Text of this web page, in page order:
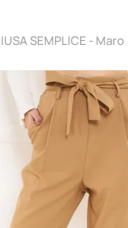
SEMPLICE - Maro